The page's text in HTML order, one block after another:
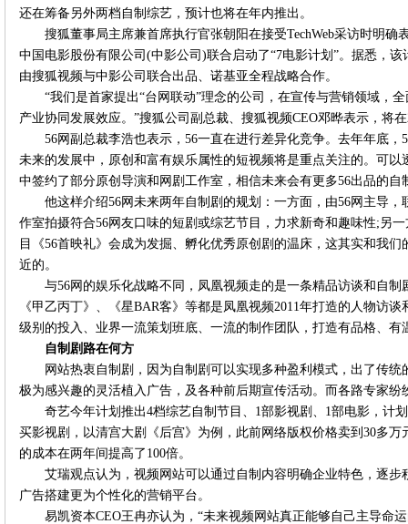
还在筹备另外两档自制综艺，预计也将在年内推出。
搜狐董事局主席兼首席执行官张朝阳在接受TechWeb采访时明
中国电影股份有限公司(中影公司)联合启动了“7电影计划”。据悉，
由搜狐视频与中影公司联合出品、诺基亚全程战略合作。
“我们是首家提出“台网联动”理念的公司，在宣传与营销领域，
产业协同发展效应。”搜狐公司副总裁、搜狐视频CEO邓晔表示，将
56网副总裁李浩也表示，56一直在进行差异化竞争。去年年底，
未来的发展中，原创和富有娱乐属性的短视频将是重点关注的。可
中签约了部分原创导演和网剧工作室，相信未来会有更多56出品的自
他这样介绍56网未来两年自制剧的规划：一方面，由56网主导
作室拍摄符合56网友口味的短剧或综艺节目，力求新奇和趣味性;另
目《56首映礼》会成为发掘、孵化优秀原创剧的温床，这其实和我
近的。
与56网的娱乐化战略不同，凤凰视频走的是一条精品访谈和自
《甲乙丙丁》、《星BAR客》等都是凤凰视频2011年打造的人物访
级别的投入、业界一流策划班底、一流的制作团队，打造有品格、有
自制剧路在何方
网站热衷自制剧，因为自制剧可以实现多种盈利模式，出了传
极为感兴趣的灵活植入广告，及各种前后期宣传活动。而各路专家纷
奇艺今年计划推出4档综艺自制节目、1部影视剧、1部电影，计
买影视剧，以清宫大剧《后宫》为例，此前网络版权价格卖到30多万
的成本在两年间提高了100倍。
艾瑞观点认为，视频网站可以通过自制内容明确企业特色，逐
广告搭建更为个性化的营销平台。
易凯资本CEO王冉亦认为，“未来视频网站真正能够自己主导命